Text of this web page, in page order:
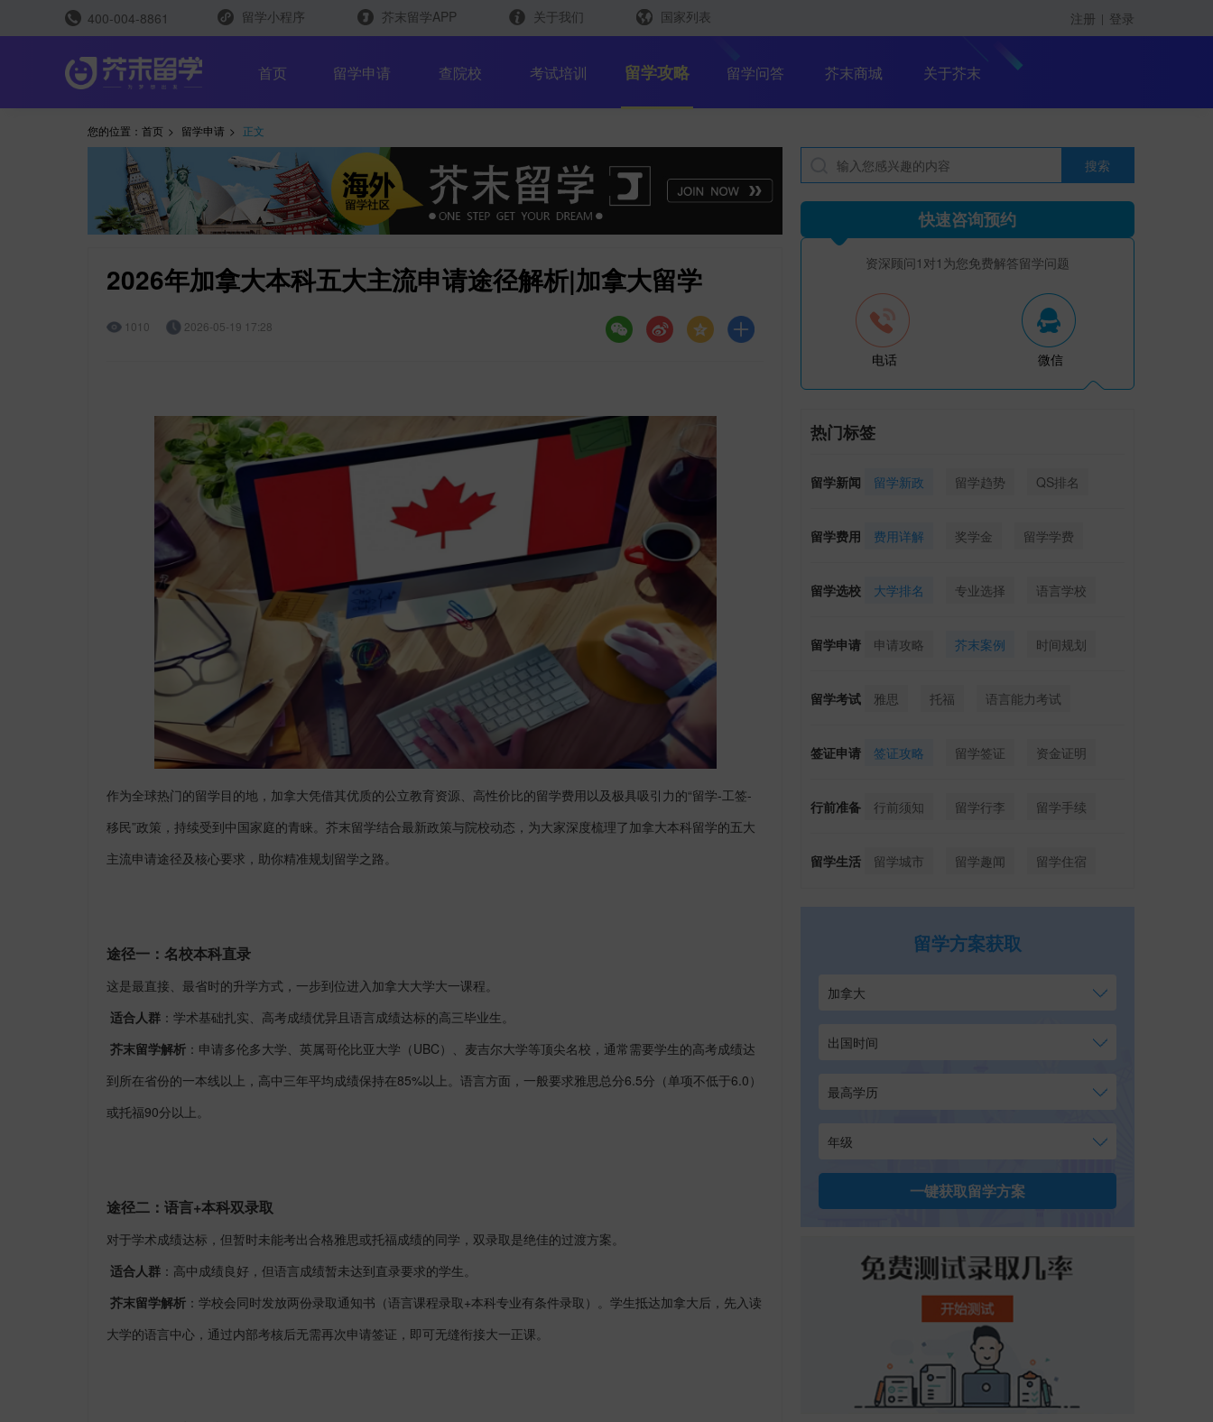
400-004-8861 留学小程序
留学评测
留学规划助手 留学申请助手 芥末留学官方小程序
芥末留学APP 关于我们
国家列表
马来西亚
中国香港
注册 | 登录
首页 留学申请 查院校 考试培训 留学攻略 留学问答 芥末商城 关于芥末
您的位置： 首页 > 留学申请 > 正文
2026年加拿大本科五大主流申请途径解析|加拿大留学
1010 2026-05-19 17:28
作为全球热门的留学目的地，加拿大凭借其优质的公立教育资源、高性价比的留学费用以及极具吸引力的“留学-工签-
移民”政策，持续受到中国家庭的青睐。芥末留学结合最新政策与院校动态，为大家深度梳理了加拿大本科留学的五大
主流申请途径及核心要求，助你精准规划留学之路。
途径一：名校本科直录
这是最直接、最省时的升学方式，一步到位进入加拿大大学大一课程。
适合人群 ：学术基础扎实、高考成绩优异且语言成绩达标的高三毕业生。
芥末留学解析 ：申请多伦多大学、英属哥伦比亚大学（UBC）、麦吉尔大学等顶尖名校，通常需要学生的高考成绩达
到所在省份的一本线以上，高中三年平均成绩保持在85%以上。语言方面，一般要求雅思总分6.5分（单项不低于6.0）
或托福90分以上。
途径二：语言+本科双录取
对于学术成绩达标，但暂时未能考出合格雅思或托福成绩的同学，双录取是绝佳的过渡方案。
适合人群 ：高中成绩良好，但语言成绩暂未达到直录要求的学生。
芥末留学解析 ：学校会同时发放两份录取通知书（语言课程录取+本科专业有条件录取）。学生抵达加拿大后，先入读
大学的语言中心，通过内部考核后无需再次申请签证，即可无缝衔接大一正课。
搜索
快速咨询预约
资深顾问1对1为您免费解答留学问题
电话 微信
热门标签
留学新闻 留学新政 留学趋势 QS排名
留学费用 费用详解 奖学金 留学学费
留学选校 大学排名 专业选择 语言学校
留学申请 申请攻略 芥末案例 时间规划
留学考试 雅思 托福 语言能力考试
签证申请 签证攻略 留学签证 资金证明
行前准备 行前须知 留学行李 留学手续
留学生活 留学城市 留学趣闻 留学住宿
留学方案获取